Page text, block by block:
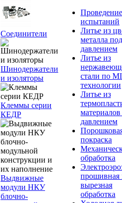
Соединители
Шинодержатели
и изоляторы
Клеммы серии
КЕДР
Выдвижные
модули НКУ
блочно-
Проведение
испытаний
Литье из
металла под
давлением
Литье из
стали по
технологии
Литье из
давлением
покраска
обработка
прошивная
вырезная
обработка